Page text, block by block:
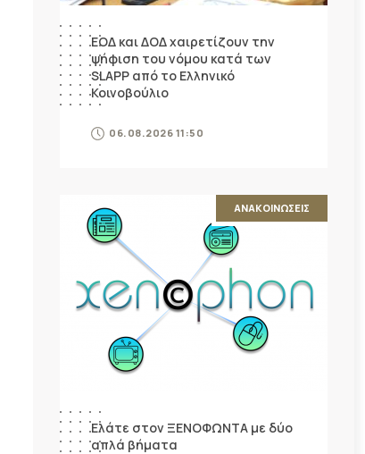
ΕΟΔ και ΔΟΔ χαιρετίζουν την
ψήφιση του νόμου κατά των
SLAPP από το Ελληνικό
Κοινοβούλιο
06.08.2026 11:50
ΑΝΑΚΟΙΝΩΣΕΙΣ
Ελάτε στον ΞΕΝΟΦΩΝΤΑ με δύο
απλά βήματα